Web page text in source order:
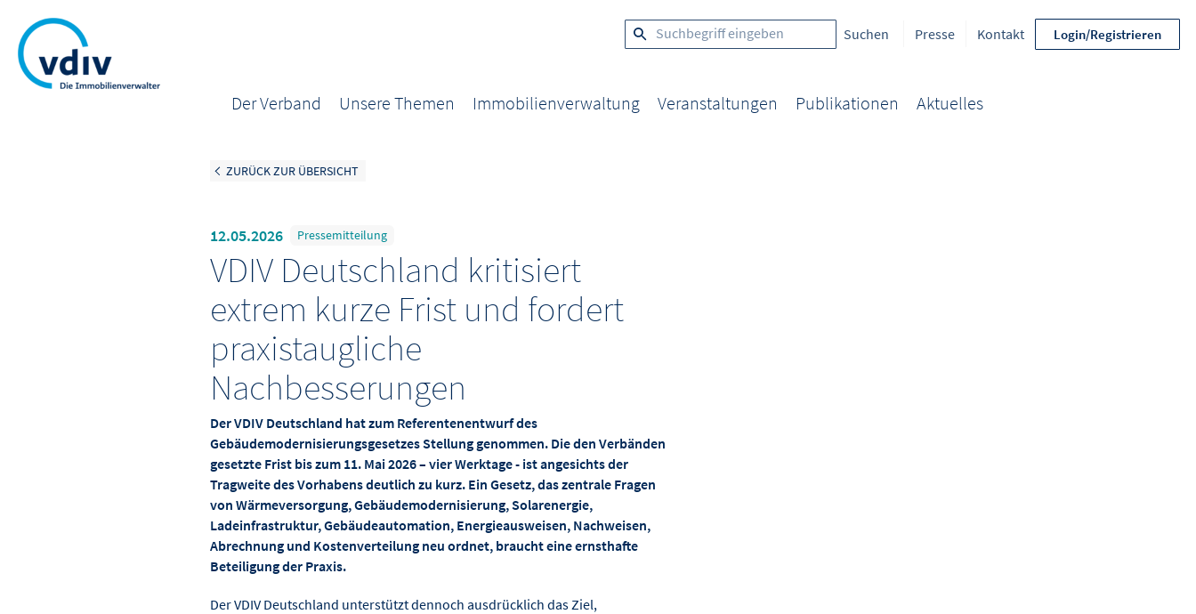
Presse Kontakt Login/Registrieren
Der Verband Unsere Themen Immobilienverwaltung Veranstaltungen Publikationen Aktuelles
ZURÜCK ZUR ÜBERSICHT
12.05.2026 Pressemitteilung
VDIV Deutschland kritisiert
extrem kurze Frist und fordert
praxistaugliche
Nachbesserungen
Der VDIV Deutschland hat zum Referentenentwurf des
Gebäudemodernisierungsgesetzes Stellung genommen. Die den Verbänden
gesetzte Frist bis zum 11. Mai 2026 – vier Werktage - ist angesichts der
Tragweite des Vorhabens deutlich zu kurz. Ein Gesetz, das zentrale Fragen
von Wärmeversorgung, Gebäudemodernisierung, Solarenergie,
Ladeinfrastruktur, Gebäudeautomation, Energieausweisen, Nachweisen,
Abrechnung und Kostenverteilung neu ordnet, braucht eine ernsthafte
Beteiligung der Praxis.
Der VDIV Deutschland unterstützt dennoch ausdrücklich das Ziel,